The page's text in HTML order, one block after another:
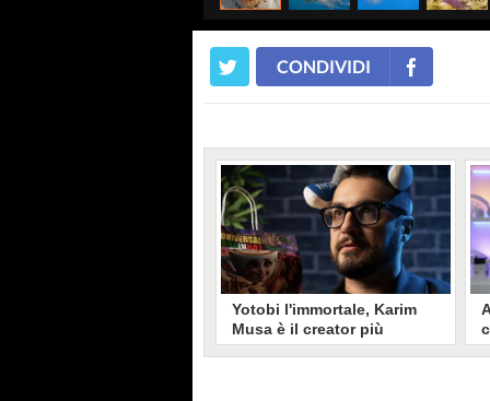
CONDIVIDI
Yotobi l'immortale, Karim
Musa è il creator più
longevo in Italia: il suo